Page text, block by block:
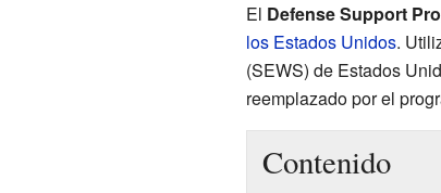
El Defense Support
los Estados Unidos.
(SEWS) de Estados
reemplazado por el
Contenido